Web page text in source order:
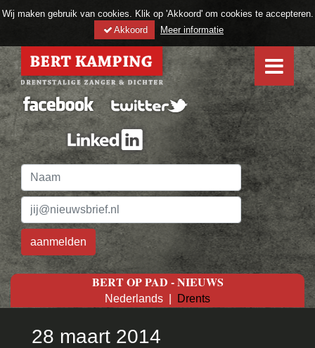
Wij maken gebruik van cookies. Klik op 'Akkoord' om cookies te accepteren.
Akkoord
Meer informatie
BERT OP PAD - NIEUWS
Nederlands Drents
28 maart 2014